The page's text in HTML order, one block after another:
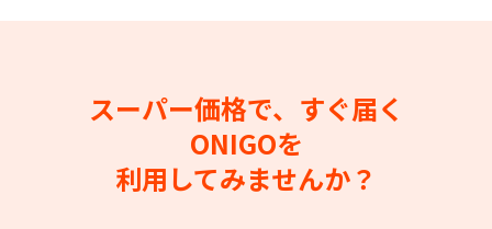
スーパー価格で、すぐ届く
ONIGOを
利用してみませんか？